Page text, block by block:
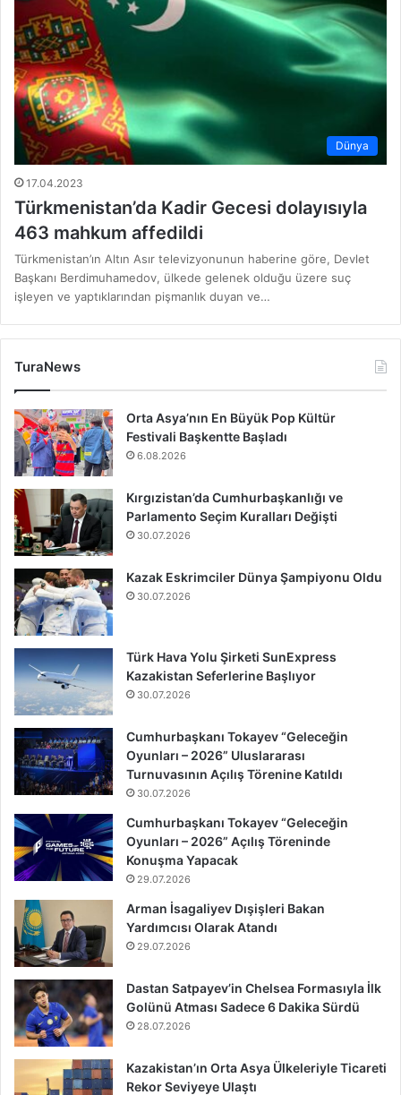
Dünya
17.04.2023
Türkmenistan’da Kadir Gecesi dolayısıyla
463 mahkum affedildi
Türkmenistan’ın Altın Asır televizyonunun haberine göre, Devlet
Başkanı Berdimuhamedov, ülkede gelenek olduğu üzere suç
işleyen ve yaptıklarından pişmanlık duyan ve…
TuraNews
Orta Asya’nın En Büyük Pop Kültür
Festivali Başkentte Başladı
6.08.2026
Kırgızistan’da Cumhurbaşkanlığı ve
Parlamento Seçim Kuralları Değişti
30.07.2026
Kazak Eskrimciler Dünya Şampiyonu Oldu
30.07.2026
Türk Hava Yolu Şirketi SunExpress
Kazakistan Seferlerine Başlıyor
30.07.2026
Cumhurbaşkanı Tokayev “Geleceğin
Oyunları – 2026” Uluslararası
Turnuvasının Açılış Törenine Katıldı
30.07.2026
Cumhurbaşkanı Tokayev “Geleceğin
Oyunları – 2026” Açılış Töreninde
Konuşma Yapacak
29.07.2026
Arman İsagaliyev Dışişleri Bakan
Yardımcısı Olarak Atandı
29.07.2026
Dastan Satpayev’in Chelsea Formasıyla İlk
Golünü Atması Sadece 6 Dakika Sürdü
28.07.2026
Kazakistan’ın Orta Asya Ülkeleriyle Ticareti
Rekor Seviyeye Ulaştı